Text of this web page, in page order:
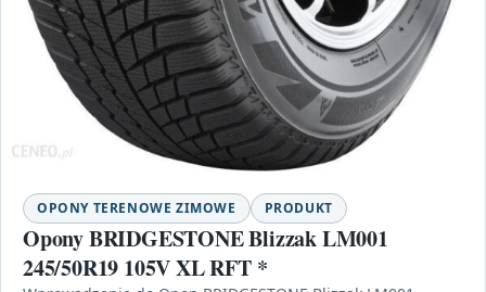
OPONY TERENOWE ZIMOWE PRODUKT
Opony BRIDGESTONE Blizzak LM001
245/50R19 105V XL RFT *